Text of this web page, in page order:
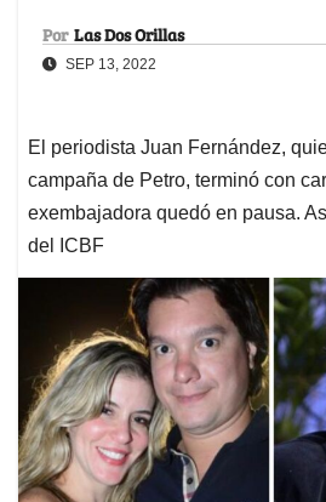
Por Las Dos Orillas
SEP 13, 2022
El periodista Juan Fernández,
campaña de Petro, terminó con
exembajadora quedó en pausa.
del ICBF